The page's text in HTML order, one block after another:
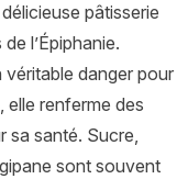
pâtisserie
l’Épiphanie.
danger pour
elle renferme des
sa santé. Sucre,
sont souvent